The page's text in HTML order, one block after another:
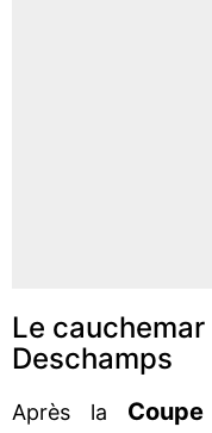
Le
Deschamps
Après la